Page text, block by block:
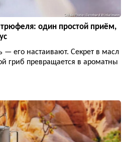
один простой приём,
— его настаивают. Секрет в масл
гриб превращается в ароматны